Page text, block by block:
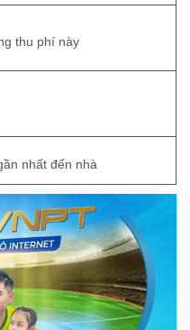
thu phí này
nhất đến nhà